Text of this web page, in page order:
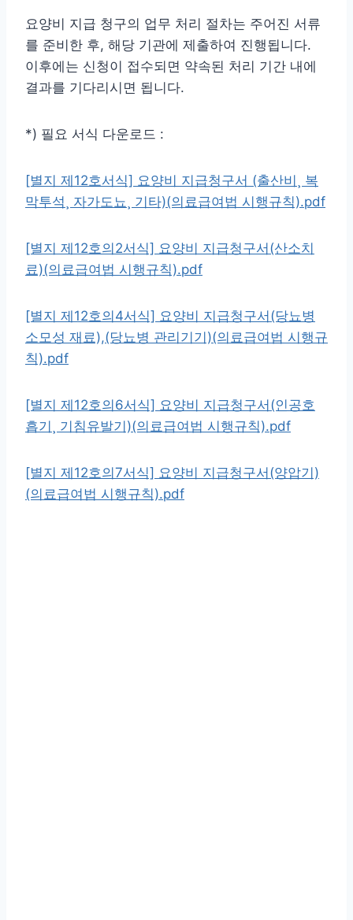
요양비 지급 청구의 업무 처리 절차는 주어진 서류
를 준비한 후, 해당 기관에 제출하여 진행됩니다.
이후에는 신청이 접수되면 약속된 처리 기간 내에
결과를 기다리시면 됩니다.
*) 필요 서식 다운로드 :
[별지 제12호서식] 요양비 지급청구서 (출산비¸ 복
막투석¸ 자가도뇨¸ 기타)(의료급여법 시행규칙).pdf
[별지 제12호의2서식] 요양비 지급청구서(산소치
료)(의료급여법 시행규칙).pdf
[별지 제12호의4서식] 요양비 지급청구서(당뇨병
소모성 재료),(당뇨병 관리기기)(의료급여법 시행규
칙).pdf
[별지 제12호의6서식] 요양비 지급청구서(인공호
흡기¸ 기침유발기)(의료급여법 시행규칙).pdf
[별지 제12호의7서식] 요양비 지급청구서(양압기)
(의료급여법 시행규칙).pdf